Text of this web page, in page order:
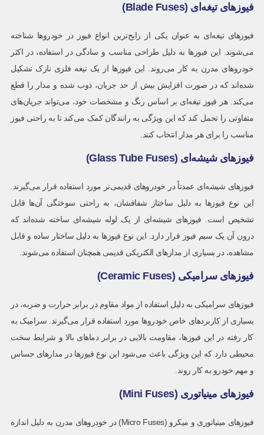
فیوزهای تیغه‌ای (Blade Fuses)
فیوزهای تیغه‌ای به عنوان یکی از رایج‌ترین انواع فیوز در خودروها شناخته
می‌شوند. این فیوزها به دلیل طراحی مناسب و سادگی در استفاده، در اکثر
خودروهای مدرن به کار می‌روند. این فیوزها از یک تیغه فلزی نازک تشکیل
شده‌اند که در صورت افزایش بیش از حد جریان، ذوب شده و مدار را قطع
می‌کند. هر فیوز تیغه‌ای بر اساس رنگ و مشخصات خود، می‌تواند جریان‌های
متفاوتی را تحمل کند که این ویژگی به رانندگان کمک می‌کند تا به راحتی فیوز
مناسب را برای هر مدار انتخاب کنند.
فیوزهای شیشه‌ای (Glass Tube Fuses)
فیوزهای شیشه‌ای عمدتاً در خودروهای قدیمی‌تر مورد استفاده قرار می‌گیرند.
این نوع فیوزها به دلیل ساختار شفافشان، به راحتی سوختگی آن‌ها قابل
تشخیص است. فیوزهای شیشه‌ای از یک لوله شیشه‌ای ساخته شده‌اند که
درون آن یک سیم فیوز قرار دارد. این نوع فیوزها به دلیل ساختار ساده و قابل
مشاهده، در بسیاری از مدارهای الکتریکی قدیمی همچنان استفاده می‌شوند.
فیوزهای سرامیکی (Ceramic Fuses)
فیوزهای سرامیکی به دلیل استفاده از مواد مقاوم در برابر حرارت و ضربه، در
بسیاری از کاربردهای خاص خودروها مورد استفاده قرار می‌گیرند. سرامیک به
کار رفته در این فیوزها، مقاومت بالایی در برابر دماهای بالا و شرایط سخت
محیطی دارد که این ویژگی باعث می‌شود این نوع فیوزها در مدارهای حساس
و مهم خودرو به کار روند.
فیوزهای مینیاتوری (Mini Fuses)
فیوزهای مینیاتوری و میکرو (Micro Fuses) در خودروهای مدرن به دلیل اندازه